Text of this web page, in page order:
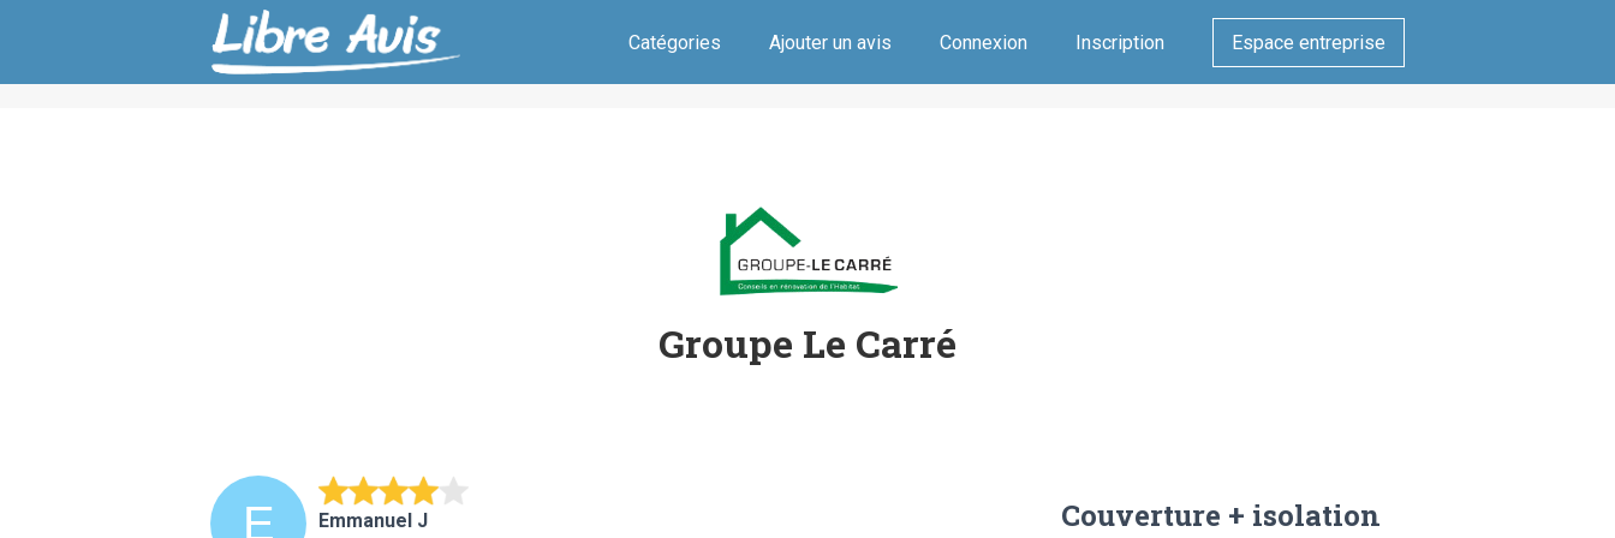
Catégories Ajouter un avis Connexion Inscription Espace entreprise
Groupe Le Carré
Emmanuel J
Couverture + isolation